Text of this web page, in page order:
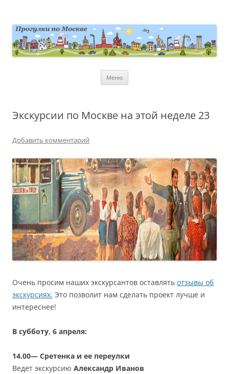
Меню
Экскурсии по Москве на этой неделе 23
Добавить комментарий
Очень просим наших экскурсантов оставлять отзывы об
экскурсиях. Это позволит нам сделать проект лучше и
интереснее!
В субботу, 6 апреля:
14.00— Сретенка и ее переулки
Ведет экскурсию Александр Иванов